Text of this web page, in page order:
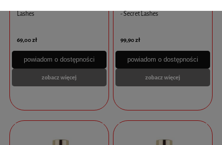
Lashes
69,00 zł
powiadom o dostępności
zobacz więcej
- Secret Lashes
99,90 zł
powiadom o dostępności
zobacz więcej